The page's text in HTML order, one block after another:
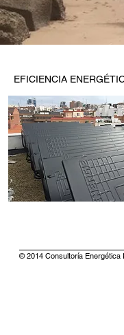
EFICIENCIA
© 2014 Consultoría Energética